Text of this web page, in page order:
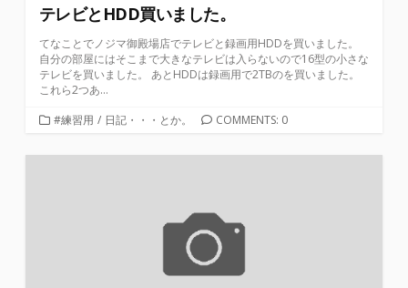
テレビとHDD買いました。
てなことでノジマ御殿場店でテレビと録画用HDDを買いました。
自分の部屋にはそこまで大きなテレビは入らないので16型の小さな
テレビを買いました。 あとHDDは録画用で2TBのを買いました。
これら2つあ...
カ
ゴ
#練習用 / 日記・・・とか。 COMMENTS: 0